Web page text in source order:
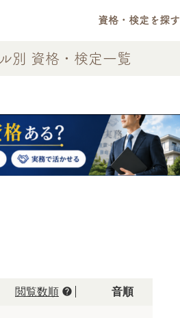
資格・検定を探す
別 資格・検定一覧
閲覧数順 help 50音順